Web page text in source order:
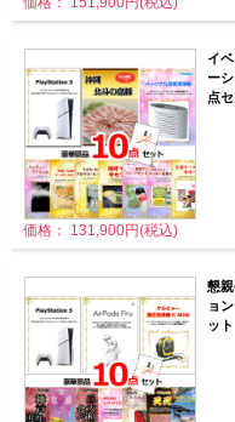
イ
ー
点
価格： 131,900円(税込)
懇
ョ
ッ